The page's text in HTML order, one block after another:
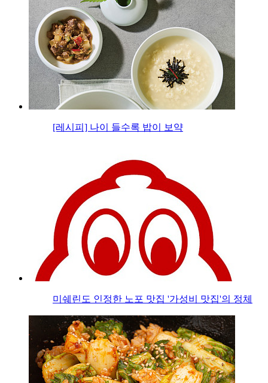
[레시피] 나이 들수록 밥이 보약
미쉐린도 인정한 노포 맛집 '가성비 맛집'의 정체